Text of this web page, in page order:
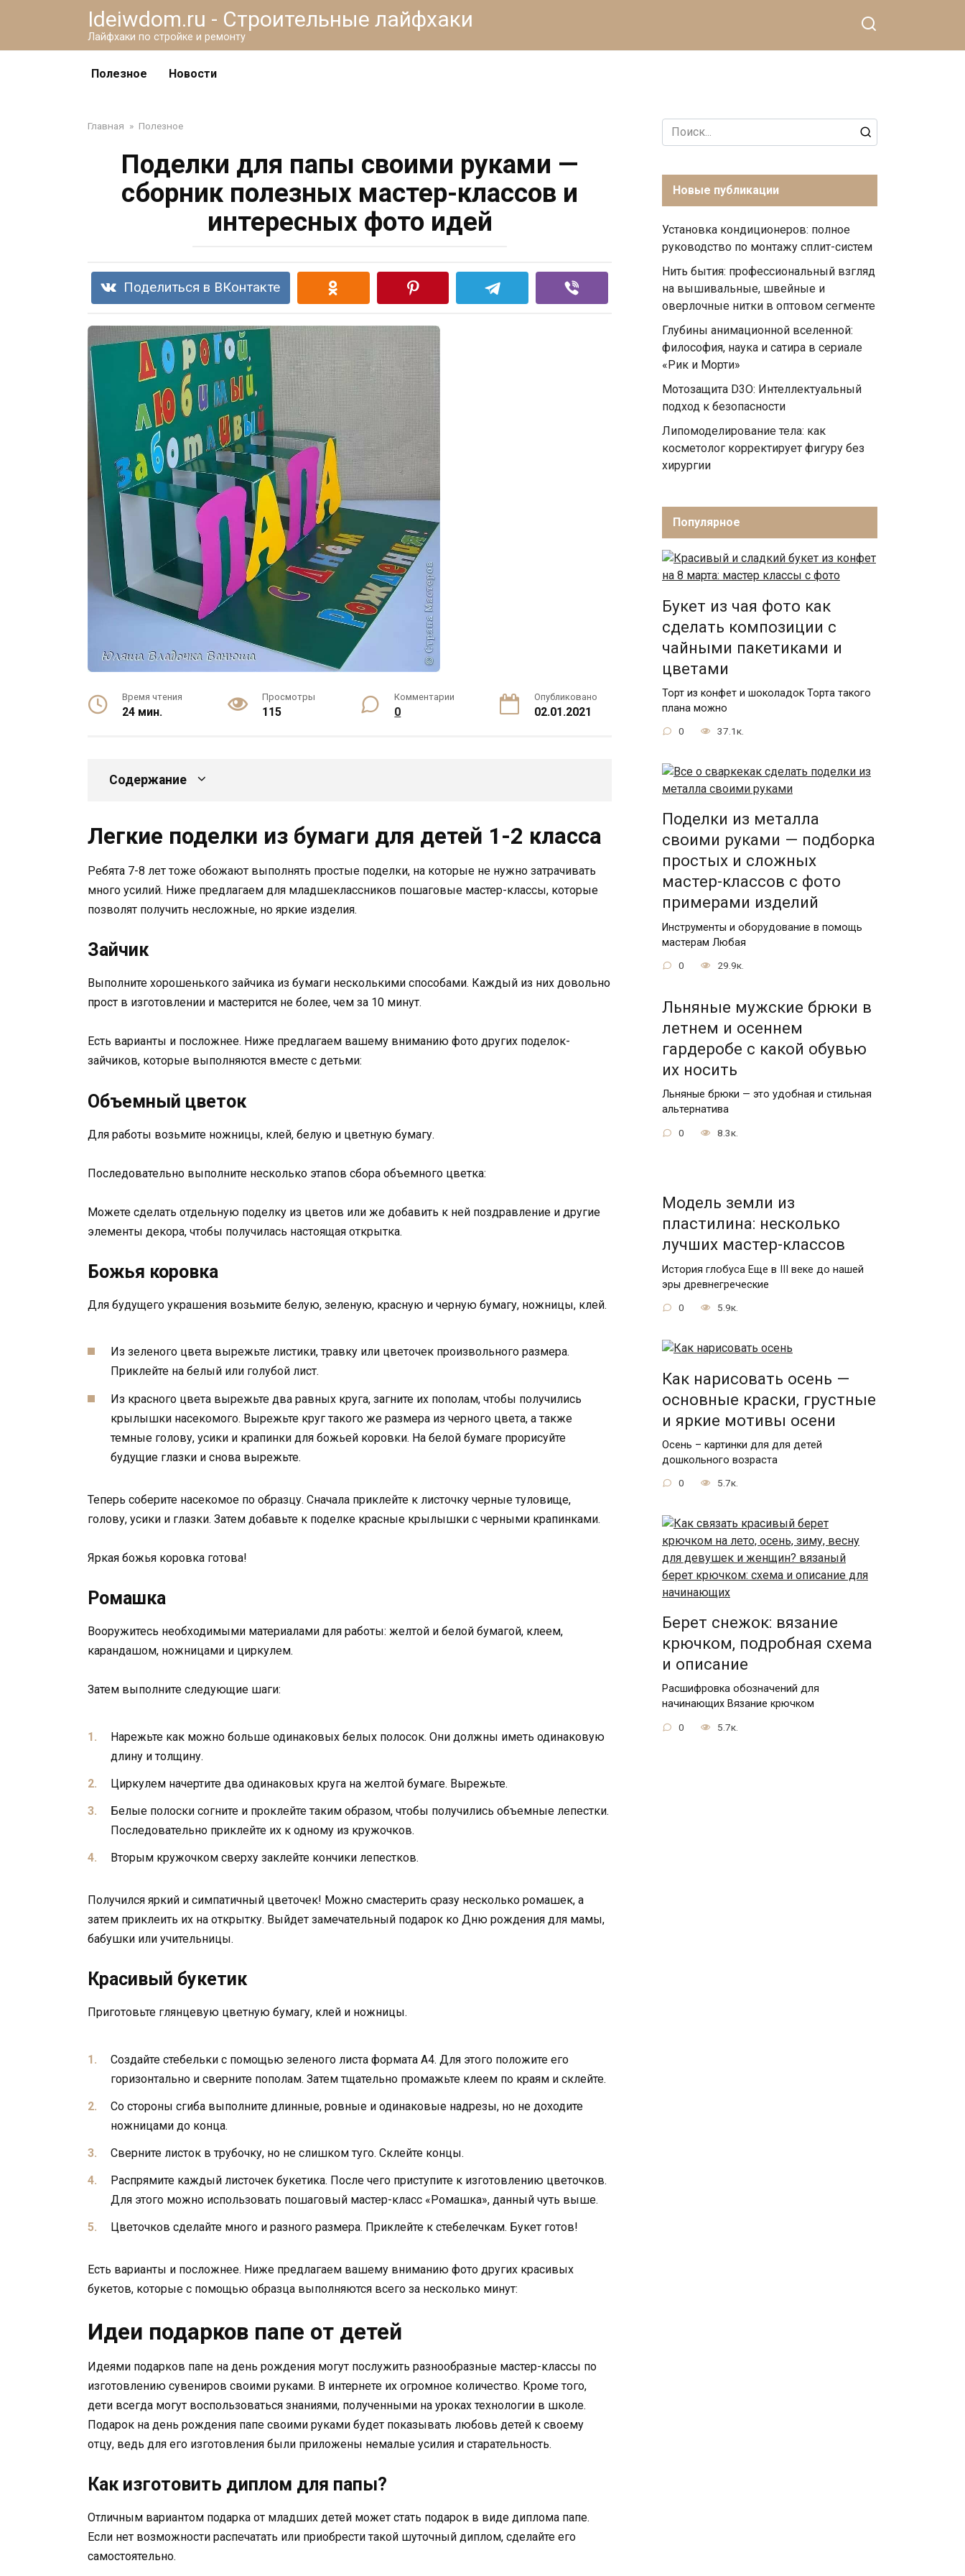
Ideiwdom.ru - Строительные лайфхаки
Лайфхаки по стройке и ремонту
Полезное Новости
Главная » Полезное
Поделки для папы своими руками —
сборник полезных мастер-классов и
интересных фото идей
Поделиться в ВКонтакте
Время чтения
24 мин.
Просмотры
115
Комментарии
0
Опубликовано
02.01.2021
Содержание
Легкие поделки из бумаги для детей 1-2 класса
Ребята 7-8 лет тоже обожают выполнять простые поделки, на которые не нужно затрачивать
много усилий. Ниже предлагаем для младшеклассников пошаговые мастер-классы, которые
позволят получить несложные, но яркие изделия.
Зайчик
Выполните хорошенького зайчика из бумаги несколькими способами. Каждый из них довольно
прост в изготовлении и мастерится не более, чем за 10 минут.
Есть варианты и посложнее. Ниже предлагаем вашему вниманию фото других поделок-
зайчиков, которые выполняются вместе с детьми:
Объемный цветок
Для работы возьмите ножницы, клей, белую и цветную бумагу.
Последовательно выполните несколько этапов сбора объемного цветка:
Можете сделать отдельную поделку из цветов или же добавить к ней поздравление и другие
элементы декора, чтобы получилась настоящая открытка.
Божья коровка
Для будущего украшения возьмите белую, зеленую, красную и черную бумагу, ножницы, клей.
Из зеленого цвета вырежьте листики, травку или цветочек произвольного размера.
Приклейте на белый или голубой лист.
Из красного цвета вырежьте два равных круга, загните их пополам, чтобы получились
крылышки насекомого. Вырежьте круг такого же размера из черного цвета, а также
темные голову, усики и крапинки для божьей коровки. На белой бумаге прорисуйте
будущие глазки и снова вырежьте.
Теперь соберите насекомое по образцу. Сначала приклейте к листочку черные туловище,
голову, усики и глазки. Затем добавьте к поделке красные крылышки с черными крапинками.
Яркая божья коровка готова!
Ромашка
Вооружитесь необходимыми материалами для работы: желтой и белой бумагой, клеем,
карандашом, ножницами и циркулем.
Затем выполните следующие шаги:
Нарежьте как можно больше одинаковых белых полосок. Они должны иметь одинаковую
длину и толщину.
Циркулем начертите два одинаковых круга на желтой бумаге. Вырежьте.
Белые полоски согните и проклейте таким образом, чтобы получились объемные лепестки.
Последовательно приклейте их к одному из кружочков.
Вторым кружочком сверху заклейте кончики лепестков.
Получился яркий и симпатичный цветочек! Можно смастерить сразу несколько ромашек, а
затем приклеить их на открытку. Выйдет замечательный подарок ко Дню рождения для мамы,
бабушки или учительницы.
Красивый букетик
Приготовьте глянцевую цветную бумагу, клей и ножницы.
Создайте стебельки с помощью зеленого листа формата А4. Для этого положите его
горизонтально и сверните пополам. Затем тщательно промажьте клеем по краям и склейте.
Со стороны сгиба выполните длинные, ровные и одинаковые надрезы, но не доходите
ножницами до конца.
Сверните листок в трубочку, но не слишком туго. Склейте концы.
Распрямите каждый листочек букетика. После чего приступите к изготовлению цветочков.
Для этого можно использовать пошаговый мастер-класс «Ромашка», данный чуть выше.
Цветочков сделайте много и разного размера. Приклейте к стебелечкам. Букет готов!
Есть варианты и посложнее. Ниже предлагаем вашему вниманию фото других красивых
букетов, которые с помощью образца выполняются всего за несколько минут:
Идеи подарков папе от детей
Идеями подарков папе на день рождения могут послужить разнообразные мастер-классы по
изготовлению сувениров своими руками. В интернете их огромное количество. Кроме того,
дети всегда могут воспользоваться знаниями, полученными на уроках технологии в школе.
Подарок на день рождения папе своими руками будет показывать любовь детей к своему
отцу, ведь для его изготовления были приложены немалые усилия и старательность.
Как изготовить диплом для папы?
Отличным вариантом подарка от младших детей может стать подарок в виде диплома папе.
Если нет возможности распечатать или приобрести такой шуточный диплом, сделайте его
самостоятельно.
Search
for:
Новые публикации
Установка кондиционеров: полное
руководство по монтажу сплит-систем
Нить бытия: профессиональный взгляд
на вышивальные, швейные и
оверлочные нитки в оптовом сегменте
Глубины анимационной вселенной:
философия, наука и сатира в сериале
«Рик и Морти»
Мотозащита D3O: Интеллектуальный
подход к безопасности
Липомоделирование тела: как
косметолог корректирует фигуру без
хирургии
Популярное
Букет из чая фото как
сделать композиции с
чайными пакетиками и
цветами
Торт из конфет и шоколадок Торта такого
плана можно
0 37.1к.
Поделки из металла
своими руками — подборка
простых и сложных
мастер-классов с фото
примерами изделий
Инструменты и оборудование в помощь
мастерам Любая
0 29.9к.
Льняные мужские брюки в
летнем и осеннем
гардеробе с какой обувью
их носить
Льняные брюки — это удобная и стильная
альтернатива
0 8.3к.
Модель земли из
пластилина: несколько
лучших мастер-классов
История глобуса Еще в III веке до нашей
эры древнегреческие
0 5.9к.
Как нарисовать осень —
основные краски, грустные
и яркие мотивы осени
Осень – картинки для для детей
дошкольного возраста
0 5.7к.
Берет снежок: вязание
крючком, подробная схема
и описание
Расшифровка обозначений для
начинающих Вязание крючком
0 5.7к.